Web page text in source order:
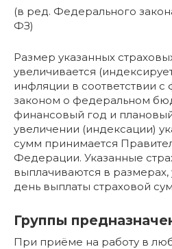
(в ред. Федерального
ФЗ)
Размер указанных
увеличивается
инфляции в соответствии
законом о федеральном
финансовый год и
увеличении (индексации)
сумм принимается
Федерации. Указанные
выплачиваются в размерах,
день выплаты страховой
​​Группы
При приёме на работу в